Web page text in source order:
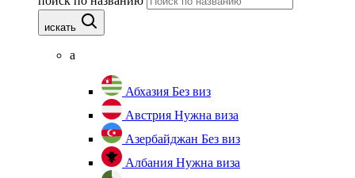
искать
а
Абхазия Без виз
Австрия Нужна виза
Азербайджан Без виз
Албания Нужна виза